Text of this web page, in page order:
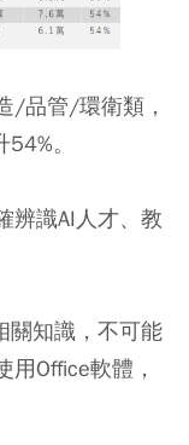
/品管/環衛類，
。
辨識AI人才、教
關知識，不可能
Office軟體，